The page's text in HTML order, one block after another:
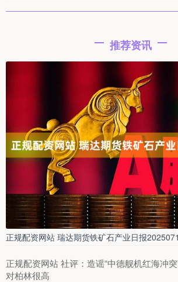
推荐资讯
正规配资网站 瑞达期货铁矿石产业日报
正规配资网站 社评：造谣“中德舰机红海冲突
对柏林很高